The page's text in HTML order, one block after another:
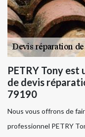
PETRY Tony
de devis
79190
Nous vous offrons de
professionnel PETRY